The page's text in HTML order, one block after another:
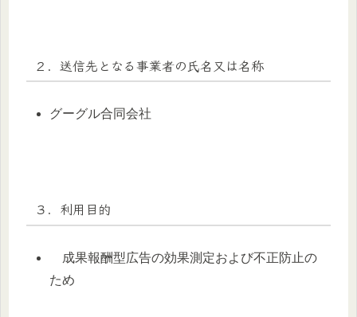
２．送信先となる事業者の氏名又は名称
グーグル合同会社
３．利用目的
成果報酬型広告の効果測定および不正防止の
ため